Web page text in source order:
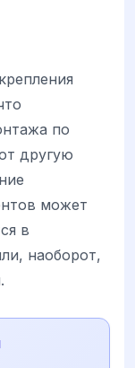
по
другую
может
в
наоборот,